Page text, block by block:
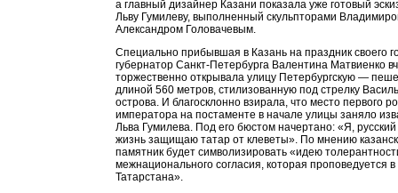
а главный дизайнер Казани показала уже готовый
Льву Гумилеву, выполненный скульпторами
Александром Головачевым.
Специально прибывшая в Казань на праздник своего
губернатор Санкт-Петербурга Валентина Матвиенко
торжественно открывала улицу Петербургскую —
длиной 560 метров, стилизованную под стрелку
острова. И благосклонно взирала, что место первого
императора на постаменте в начале улицы заняло
Льва Гумилева. Под его бюстом начертано: «Я, русский
жизнь защищаю татар от клеветы». По мнению
памятник будет символизировать «идею
межнационального согласия, которая проповедуется
Татарстана».